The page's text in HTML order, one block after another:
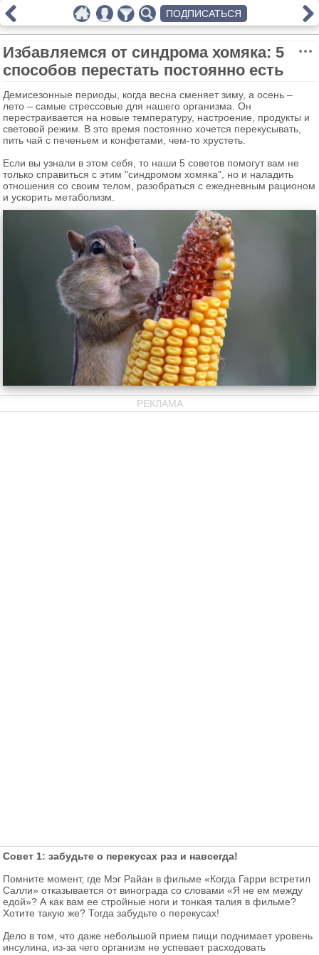
Избавляемся от синдрома хомяка: 5
способов перестать постоянно есть
Демисезонные периоды, когда весна сменяет зиму, а осень –
лето – самые стрессовые для нашего организма. Он
перестраивается на новые температуру, настроение, продукты и
световой режим. В это время постоянно хочется перекусывать,
пить чай с печеньем и конфетами, чем-то хрустеть.
Если вы узнали в этом себя, то наши 5 советов помогут вам не
только справиться с этим "синдромом хомяка", но и наладить
отношения со своим телом, разобраться с ежедневным рационом
и ускорить метаболизм.
РЕКЛАМА
Совет 1: забудьте о перекусах раз и навсегда!
Помните момент, где Мэг Райан в фильме «Когда Гарри встретил
Салли» отказывается от винограда со словами «Я не ем между
едой»? А как вам ее стройные ноги и тонкая талия в фильме?
Хотите такую же? Тогда забудьте о перекусах!
Дело в том, что даже небольшой прием пищи поднимает уровень
инсулина, из-за чего организм не успевает расходовать
ПОДПИСАТЬСЯ